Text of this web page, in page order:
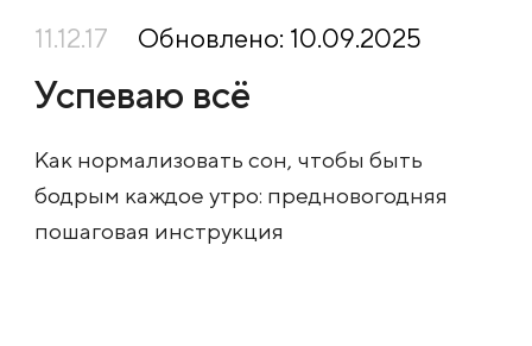
11.12.17 Обновлено: 10.09.2025
Успеваю всё
Как нормализовать сон, чтобы быть
бодрым каждое утро: предновогодняя
пошаговая инструкция